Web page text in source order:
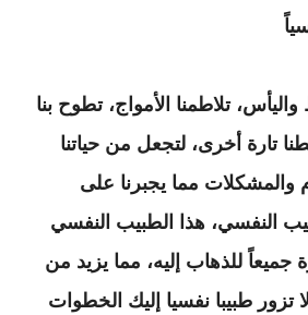
واليأس، تلاطمنا الأمواج، تطوح بنا
تارة أخرى، لتجعل من حياتنا
والمشكلات مما يجبرنا على
النفسي، هذا الطبيب النفسي
جميعاً للذهاب إليه، مما يزيد من
تزور طبيبا نفسيا إليك الخطوات